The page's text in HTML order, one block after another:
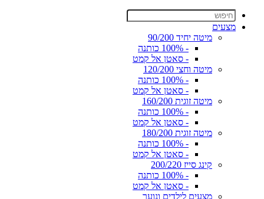
מצעים
מיטה יחיד 90/200
- 100% כותנה
- סאטן אל קמט
מיטה וחצי 120/200
- 100% כותנה
- סאטן אל קמט
מיטה זוגית 160/200
- 100% כותנה
- סאטן אל קמט
מיטה זוגית 180/200
- 100% כותנה
- סאטן אל קמט
קינג סייז 200/220
- 100% כותנה
- סאטן אל קמט
מצעים לילדים ונוער